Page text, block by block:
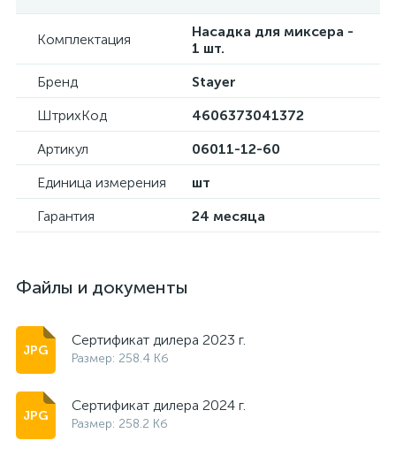
Комплектация
Насадка для миксера -
1 шт.
Бренд
Stayer
ШтрихКод
4606373041372
Артикул
06011-12-60
Единица измерения
шт
Гарантия
24 месяца
Файлы и документы
Сертификат дилера 2023 г.
Размер: 258.4 Кб
Сертификат дилера 2024 г.
Размер: 258.2 Кб